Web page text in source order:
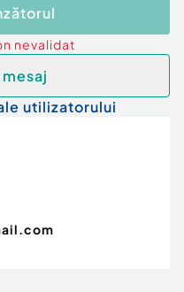
nevalidat
utilizatorului